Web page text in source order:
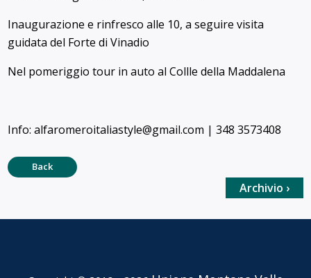
Inaugurazione e rinfresco alle 10, a seguire visita
guidata del Forte di Vinadio
Nel pomeriggio tour in auto al Collle della Maddalena
Info: alfaromeroitaliastyle@gmail.com | 348 3573408
Back
Archivio ›